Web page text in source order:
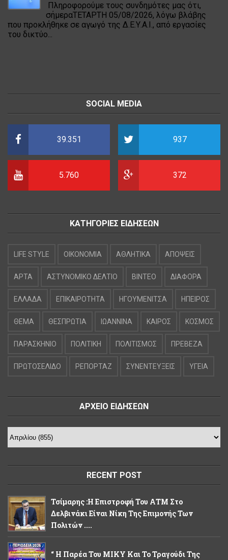
Πληροφορούμε τους συνδημότες μας ότι,
σήμεραΤΕΤΑΡΤΗ 05/08/2026, λόγω βλάβης
που προκλήθηκε σε αγωγό της Δ.Ε.Υ.Α.Ι., από εργασίες
του δικτύο...
SOCIAL MEDIA
39.351 937
5.760 372
ΚΑΤΗΓΟΡΙΕΣ ΕΙΔΗΣΕΩΝ
LIFE STYLE OIKONOMIA ΑΘΛΗΤΙΚΑ ΑΠΟΨΕΙΣ
ΑΡΤΑ ΑΣΤΥΝΟΜΙΚΟ ΔΕΛΤΙΟ ΒΙΝΤΕΟ ΔΙΑΦΟΡΑ
ΕΛΛΑΔΑ ΕΠΙΚΑΙΡΟΤΗΤΑ ΗΓΟΥΜΕΝΙΤΣΑ ΗΠΕΙΡΟΣ
ΘΕΜΑ ΘΕΣΠΡΩΤΙΑ ΙΩΑΝΝΙΝΑ ΚΑΙΡΟΣ ΚΟΣΜΟΣ
ΠΑΡΑΣΚΗΝΙΟ ΠΟΛΙΤΙΚΗ ΠΟΛΙΤΙΣΜΟΣ ΠΡΕΒΕΖΑ
ΠΡΩΤΟΣΕΛΙΔΟ ΡΕΠΟΡΤΑΖ ΣΥΝΕΝΤΕΥΞΕΙΣ ΥΓΕΙΑ
ΑΡΧΕΙΟ ΕΙΔΗΣΕΩΝ
RECENT POST
Τσίμαρης :Η Επιστροφή Του ΑΤΜ Στο
Δελβινάκι Είναι Νίκη Της Επιμονής Των
Πολιτών ....
“ Η Παρέα Του ΜΙΚΥ Και Το Τραγούδι Της